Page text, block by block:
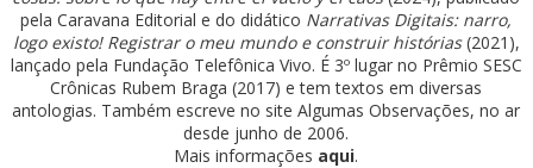
pela Caravana Editorial e do didático Narrativas Digitais: narro,
logo existo! Registrar o meu mundo e construir histórias(2021),
lançado pela Fundação Telefônica Vivo. É 3º lugar no Prêmio SESC
Crônicas Rubem Braga (2017) e tem textos em diversas
antologias. Também escreve no site Algumas Observações, no ar
desde junho de 2006.
Mais informações aqui.